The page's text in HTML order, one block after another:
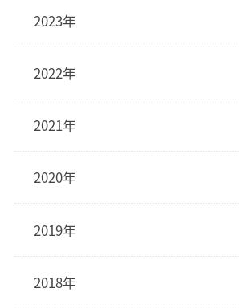
2023年
2022年
2021年
2020年
2019年
2018年